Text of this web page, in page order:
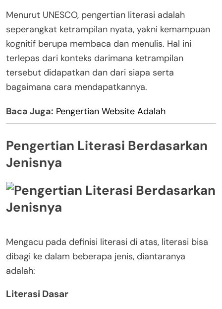
Menurut UNESCO, pengertian literasi adalah
seperangkat ketrampilan nyata, yakni kemampuan
kognitif berupa membaca dan menulis. Hal ini
terlepas dari konteks darimana ketrampilan
tersebut didapatkan dan dari siapa serta
bagaimana cara mendapatkannya.
Baca Juga: Pengertian Website Adalah
Pengertian Literasi Berdasarkan
Jenisnya
Mengacu pada definisi literasi di atas, literasi bisa
dibagi ke dalam beberapa jenis, diantaranya
adalah:
Literasi Dasar